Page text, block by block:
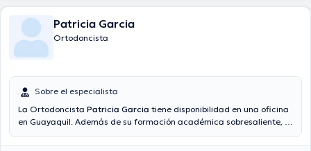
Patricia Garcia
Ortodoncista
Sobre el especialista
La Ortodoncista Patricia Garcia tiene disponibilidad en una oficina
en Guayaquil. Además de su formación académica sobresaliente, la
Dra. cuenta con muchos años de experiencia laboral en su área de